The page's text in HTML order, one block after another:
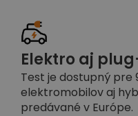
Elektro aj
Test je dostupný pre
elektromobilov aj
predávané v Európe.